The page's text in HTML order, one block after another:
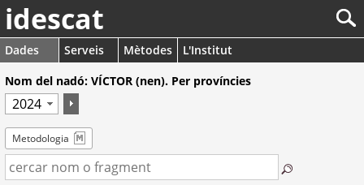
idescat
Dades Serveis Mètodes
L'Institut
Nom del nadó: VÍCTOR (nen). Per províncies
Metodologia